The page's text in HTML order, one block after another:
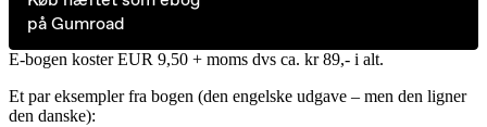
på Gumroad
E-bogen koster EUR 9,50 + moms dvs ca. kr 89,- i alt.
Et par eksempler fra bogen (den engelske udgave – men den ligner
den danske):